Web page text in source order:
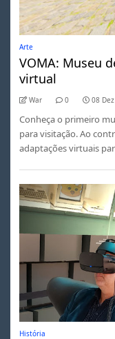
Arte
VOMA: Museu
virtual
War 0 08
Conheça o primeiro
para visitação. Ao
adaptações virtuais
História